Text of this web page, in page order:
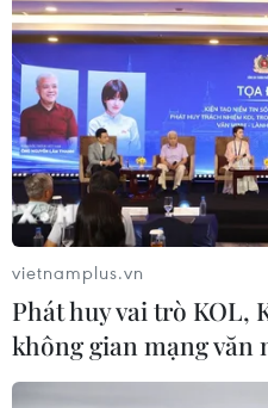
vietnamplus.vn
Phát huy vai trò KOL,
không gian mạng văn